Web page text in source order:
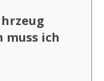
muss ich